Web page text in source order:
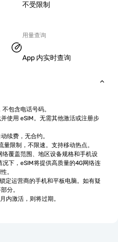
不受限制
用量查询
App 内实时查询
包含电话号码。
使用 eSIM。无需其他激活或注册步
续费，无合约。
限制，不限速。支持移动热点。
络覆盖范围、地区设备规格和手机设
下，eSIM将提供高质量的4G网络连
。
定运营商的手机和平板电脑。如有疑
分。
内激活，则将过期。